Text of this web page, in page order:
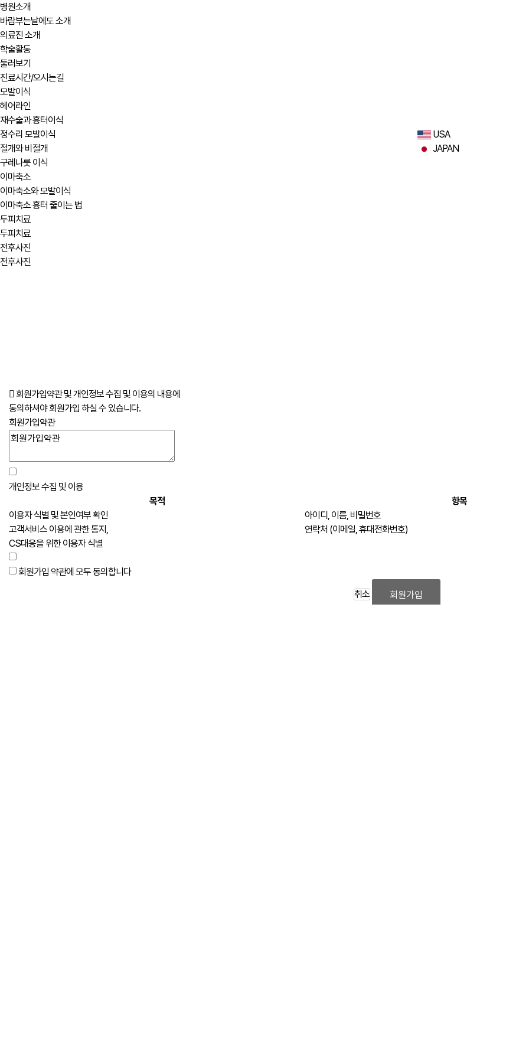
병원소개
바람부는날에도 소개
의료진 소개
학술활동
둘러보기
진료시간/오시는길
모발이식
헤어라인
재수술과 흉터이식
정수리 모발이식
절개와 비절개
구레나룻 이식
이마축소
이마축소와 모발이식
이마축소 흉터 줄이는 법
두피치료
두피치료
전후사진
전후사진
USA
JAPAN
회원가입약관 및 개인정보 수집 및 이용의 내용에
동의하셔야 회원가입 하실 수 있습니다.
회원가입약관
개인정보 수집 및 이용
목적
항목
이용자 식별 및 본인여부 확인
아이디, 이름, 비밀번호
고객서비스 이용에 관한 통지,
CS대응을 위한 이용자 식별
연락처 (이메일, 휴대전화번호)
회원가입 약관에 모두 동의합니다
취소 회원가입